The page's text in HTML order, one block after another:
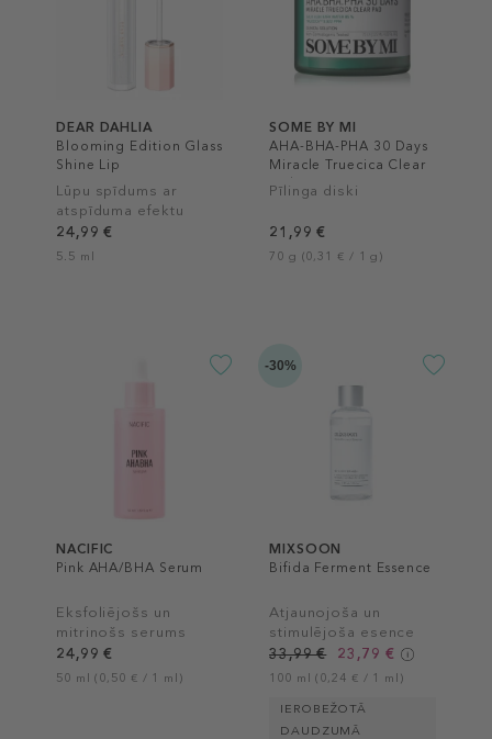
DEAR DAHLIA
Blooming Edition Glass
Shine Lip
Lūpu spīdums ar
atspīduma efektu
24,99 €
5.5 ml
SOME BY MI
AHA-BHA-PHA 30 Days
Miracle Truecica Clear
Pad
Pīlinga diski
21,99 €
70 g (0,31 € / 1 g)
NACIFIC
Pink AHA/BHA Serum
Eksfoliējošs un
mitrinošs serums
24,99 €
50 ml (0,50 € / 1 ml)
-30%
MIXSOON
Bifida Ferment Essence
Atjaunojoša un
stimulējoša esence
33,99 €
23,79 €
100 ml (0,24 € / 1 ml)
IEROBEŽOTĀ
DAUDZUMĀ